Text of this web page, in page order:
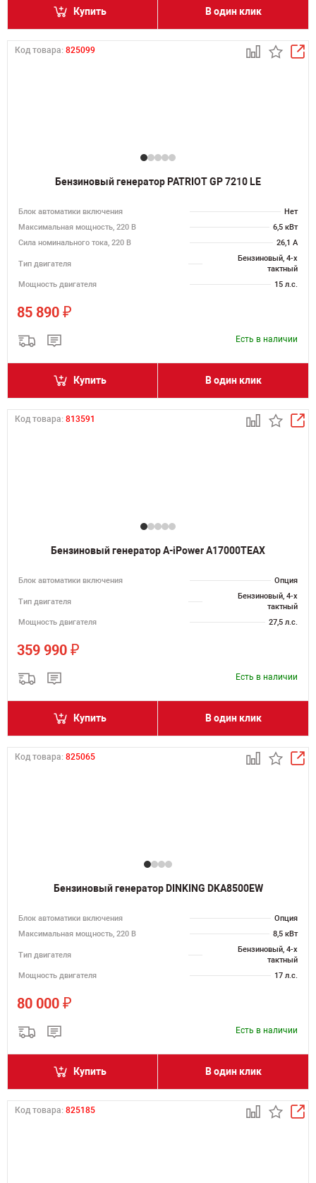
Купить В один клик
Код товара: 825099
Бензиновый генератор PATRIOT GP 7210 LE
Блок автоматики включения
Нет
Максимальная мощность, 220 В
6,5 кВт
Сила номинального тока, 220 В
26,1 А
Тип двигателя
Бензиновый, 4-х
тактный
Мощность двигателя
15 л.с.
85 890 ₽
Есть в наличии
Купить В один клик
Код товара: 813591
Бензиновый генератор A-iPower A17000TEAX
Блок автоматики включения Опция
Тип двигателя
Бензиновый, 4-х
тактный
Мощность двигателя
27,5 л.с.
359 990 ₽
Есть в наличии
Купить В один клик
Код товара: 825065
Бензиновый генератор DINKING DKA8500EW
Блок автоматики включения
Опция
Максимальная мощность, 220 В
8,5 кВт
Тип двигателя
Бензиновый, 4-х
тактный
Мощность двигателя
17 л.с.
80 000 ₽
Есть в наличии
Купить В один клик
Код товара: 825185